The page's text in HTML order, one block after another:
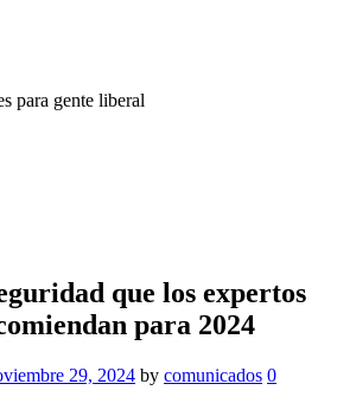
para gente liberal
que los expertos
para 2024
29, 2024 by comunicados 0